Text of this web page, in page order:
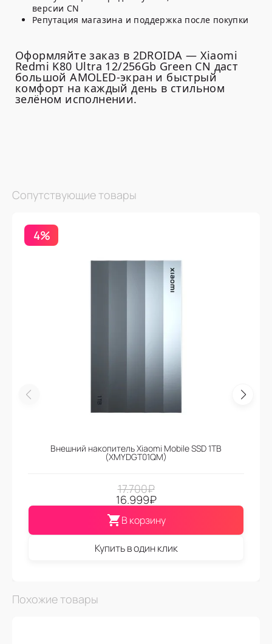
версии CN
Репутация магазина и поддержка после покупки
Оформляйте заказ в 2DROIDA — Xiaomi
Redmi K80 Ultra 12/256Gb Green CN даст
большой AMOLED-экран и быстрый
комфорт на каждый день в стильном
зелёном исполнении.
Сопутствующие товары
4%
Внешний накопитель Xiaomi Mobile SSD 1TB
(XMYDGT01QM)
17.700₽
16.999₽
В корзину
Купить в один клик
Похожие товары